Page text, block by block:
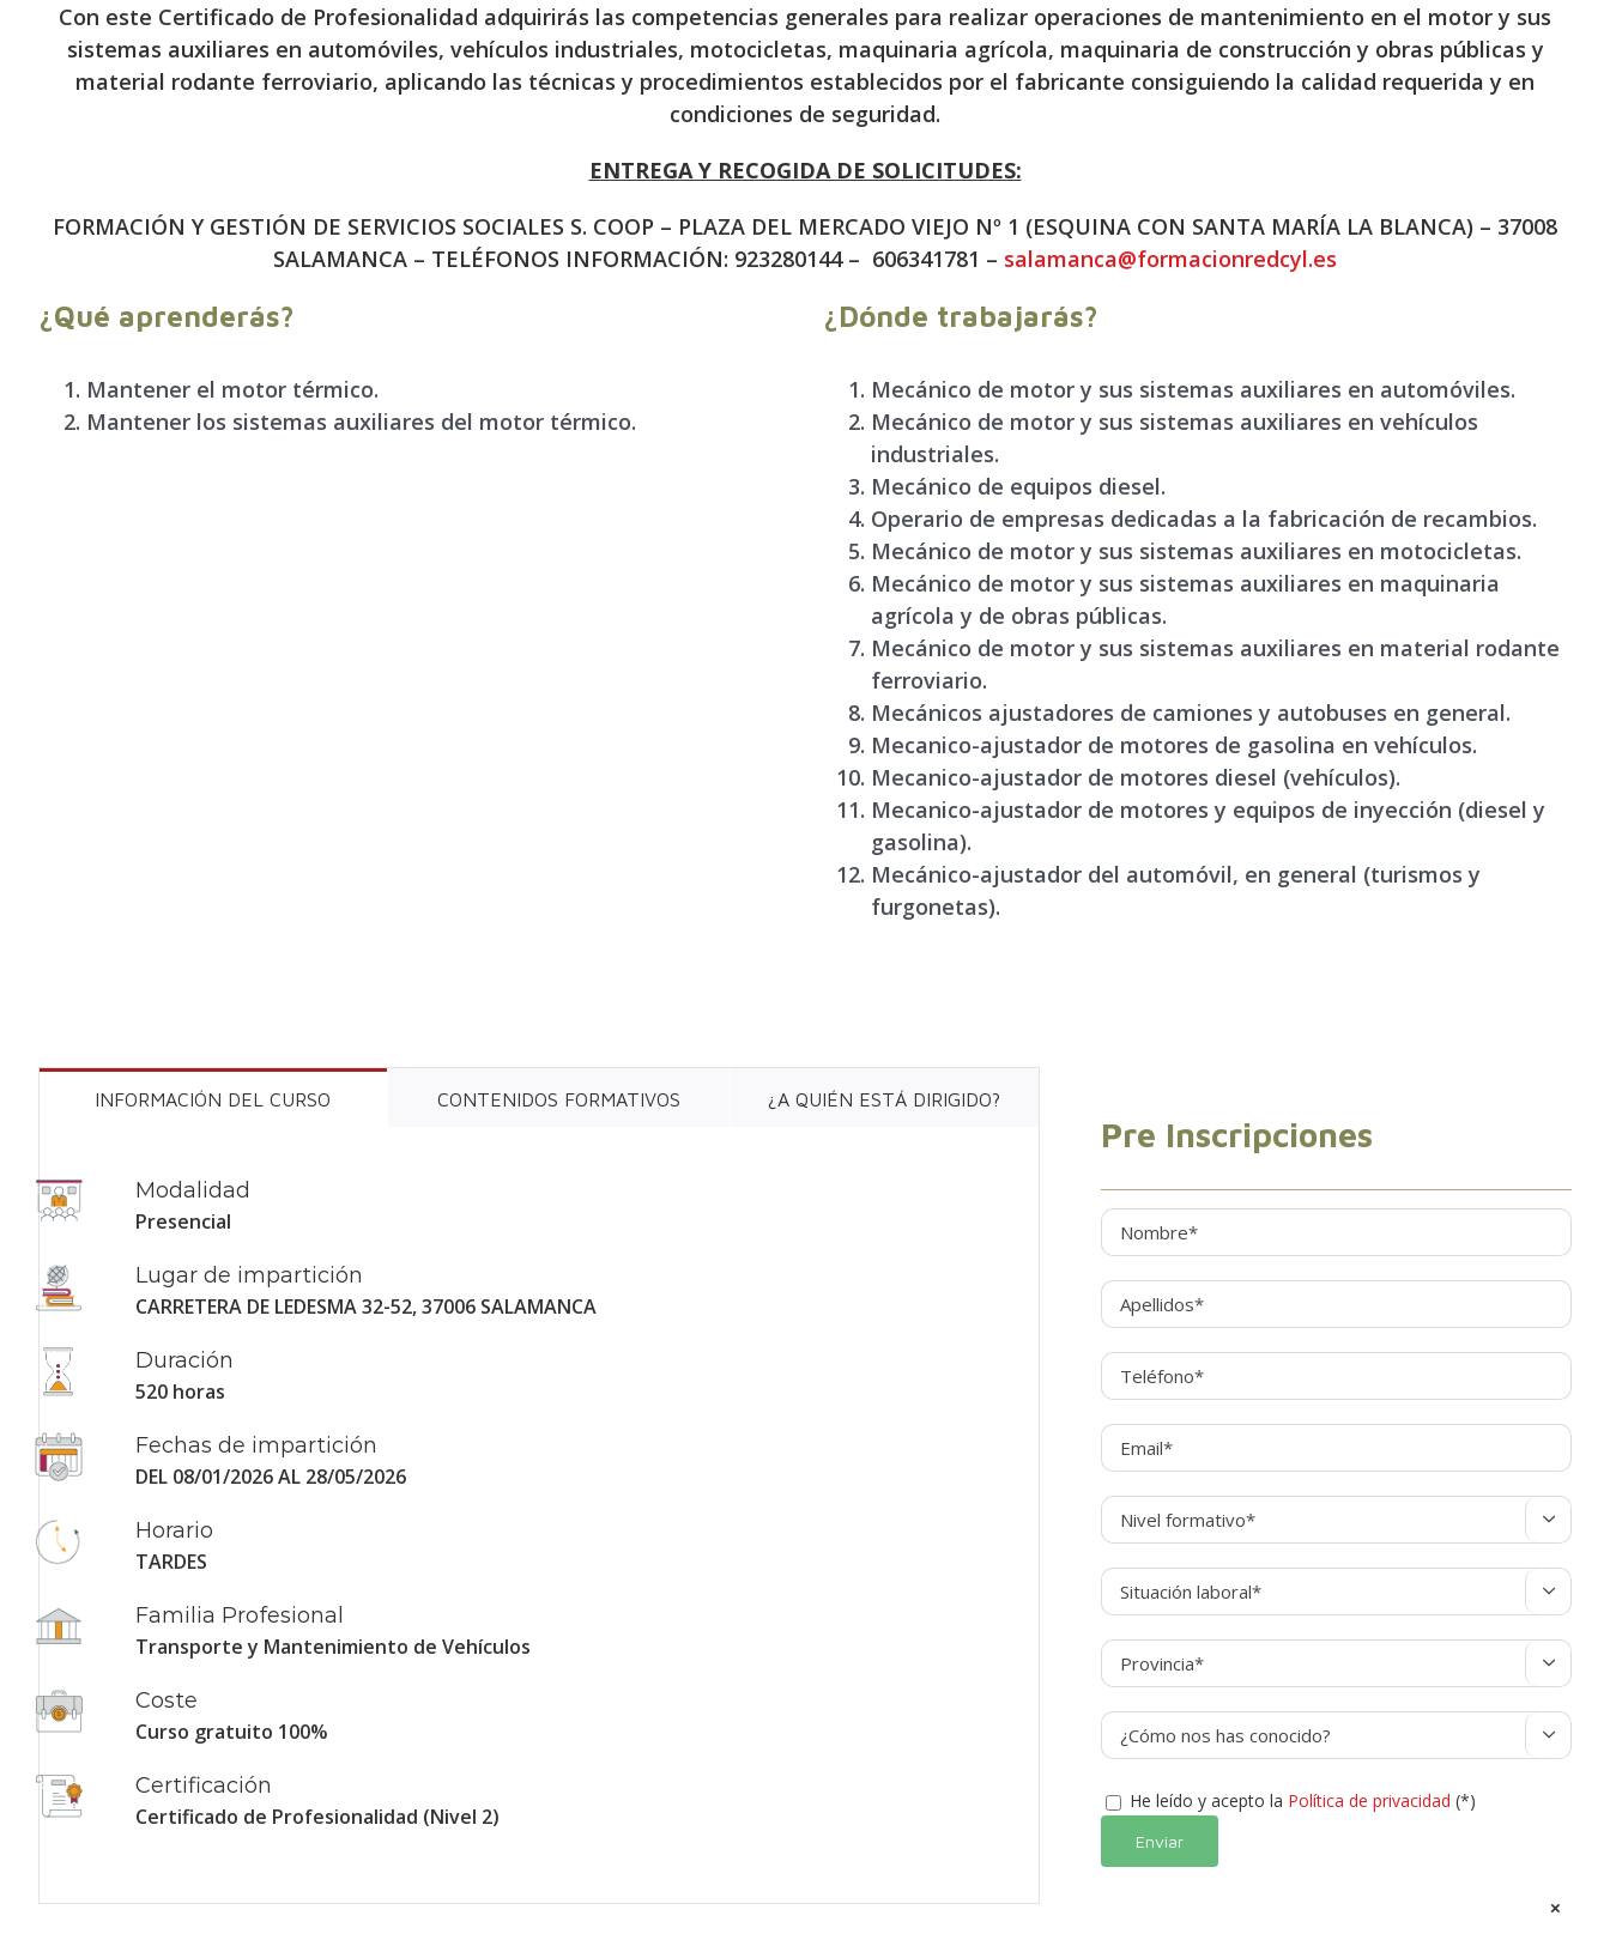
Con este Certificado de Profesionalidad adquirirás las competencias generales para realizar operaciones de mantenimiento en el motor y sus
sistemas auxiliares en automóviles, vehículos industriales, motocicletas, maquinaria agrícola, maquinaria de construcción y obras públicas y
material rodante ferroviario, aplicando las técnicas y procedimientos establecidos por el fabricante consiguiendo la calidad requerida y en
condiciones de seguridad.
ENTREGA Y RECOGIDA DE SOLICITUDES:
FORMACIÓN Y GESTIÓN DE SERVICIOS SOCIALES S. COOP – PLAZA DEL MERCADO VIEJO Nº 1 (ESQUINA CON SANTA MARÍA LA BLANCA) – 37008
SALAMANCA – TELÉFONOS INFORMACIÓN: 923280144 – 606341781 – salamanca@formacionredcyl.es
¿Qué aprenderás?
Mantener el motor térmico.
Mantener los sistemas auxiliares del motor térmico.
¿Dónde trabajarás?
Mecánico de motor y sus sistemas auxiliares en automóviles.
Mecánico de motor y sus sistemas auxiliares en vehículos
industriales.
Mecánico de equipos diesel.
Operario de empresas dedicadas a la fabricación de recambios.
Mecánico de motor y sus sistemas auxiliares en motocicletas.
Mecánico de motor y sus sistemas auxiliares en maquinaria
agrícola y de obras públicas.
Mecánico de motor y sus sistemas auxiliares en material rodante
ferroviario.
Mecánicos ajustadores de camiones y autobuses en general.
Mecanico-ajustador de motores de gasolina en vehículos.
Mecanico-ajustador de motores diesel (vehículos).
Mecanico-ajustador de motores y equipos de inyección (diesel y
gasolina).
Mecánico-ajustador del automóvil, en general (turismos y
furgonetas).
INFORMACIÓN DEL CURSO CONTENIDOS FORMATIVOS ¿A QUIÉN ESTÁ DIRIGIDO?
Modalidad
Presencial
Lugar de impartición
CARRETERA DE LEDESMA 32-52, 37006 SALAMANCA
Duración
520 horas
Fechas de impartición
DEL 08/01/2026 AL 28/05/2026
Horario
TARDES
Familia Profesional
Transporte y Mantenimiento de Vehículos
Coste
Curso gratuito 100%
Certificación
Certificado de Profesionalidad (Nivel 2)
Pre Inscripciones




He leído y acepto la Política de privacidad (*)
×